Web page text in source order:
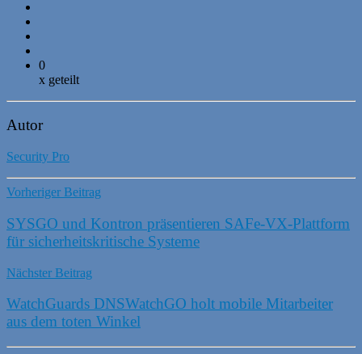
0
x geteilt
Autor
Security Pro
Vorheriger Beitrag
SYSGO und Kontron präsentieren SAFe-VX-Plattform
für sicherheitskritische Systeme
Nächster Beitrag
WatchGuards DNSWatchGO holt mobile Mitarbeiter
aus dem toten Winkel